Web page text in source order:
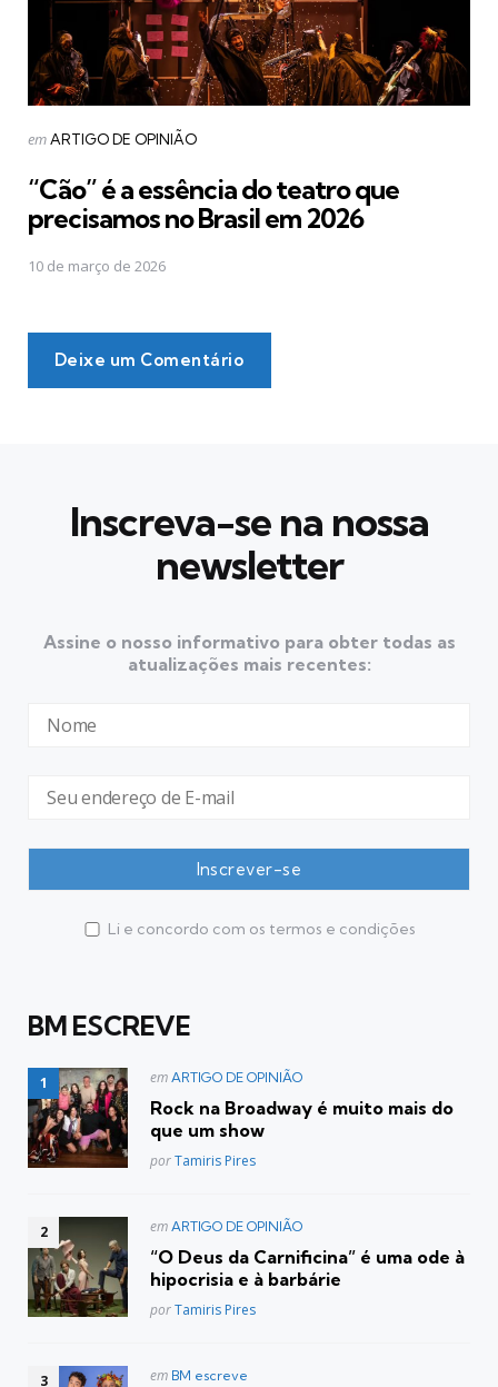
Postado
emARTIGO DE OPINIÃO
“Cão” é a essência do teatro que
precisamos no Brasil em 2026
10 de março de 2026
Deixe um Comentário
Inscreva-se na nossa
newsletter
Assine o nosso informativo para obter todas as
atualizações mais recentes:
Li e concordo com os termos e condições
BM ESCREVE
Postado
em ARTIGO DE OPINIÃO
Rock na Broadway é muito mais do
que um show
Posted
porTamiris Pires
Postado
em ARTIGO DE OPINIÃO
“O Deus da Carnificina” é uma ode à
hipocrisia e à barbárie
Posted
porTamiris Pires
Postado
em BM escreve